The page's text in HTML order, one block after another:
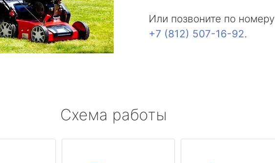
Или позвоните по номеру
+7 (812) 507-16-92.
Схема работы